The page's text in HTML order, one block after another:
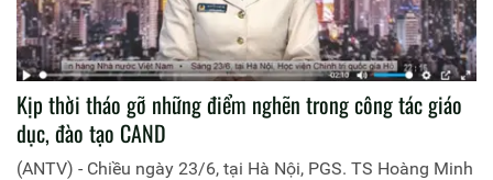
Kịp thời tháo gỡ những điểm nghẽn trong công tác giáo
dục, đào tạo CAND
(ANTV) - Chiều ngày 23/6, tại Hà Nội, PGS. TS Hoàng Minh